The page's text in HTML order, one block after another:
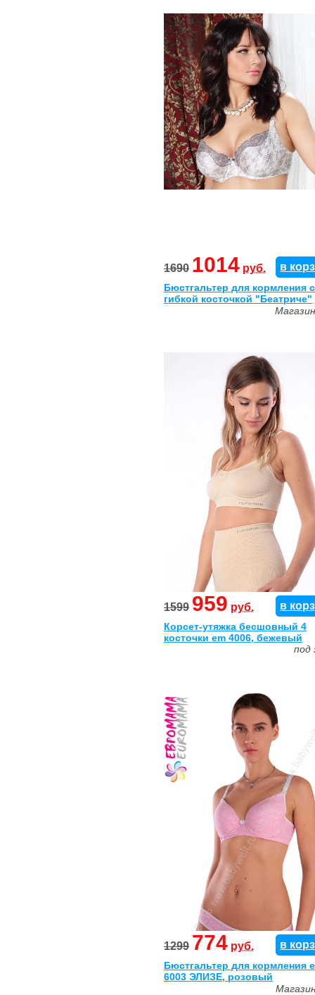
1690 1014 руб. в
Бюстгальтер для кормления с
гибкой косточкой "Беатриче"
1599 959 руб. в
Корсет-утяжка бесшовный 4
косточки em 4006, бежевый
под
1299 774 руб. в
Бюстгальтер для кормления
6003 ЭЛИЗЕ, розовый